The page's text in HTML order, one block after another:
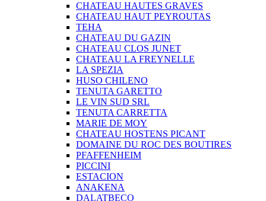
CHATEAU HAUTES GRAVES
CHATEAU HAUT PEYROUTAS
TEHA
CHATEAU DU GAZIN
CHATEAU CLOS JUNET
CHATEAU LA FREYNELLE
LA SPEZIA
HUSO CHILENO
TENUTA GARETTO
LE VIN SUD SRL
TENUTA CARRETTA
MARIE DE MOY
CHATEAU HOSTENS PICANT
DOMAINE DU ROC DES BOUTIRES
PFAFFENHEIM
PICCINI
ESTACION
ANAKENA
DALATBECO